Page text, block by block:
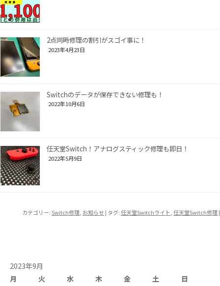
2点同時修理の割引がスゴイ事に！
2023年4月23日
Switchのデータが保存できない修理も！
2022年10月6日
任天堂Switch！アナログスティック修理も即日！
2022年5月9日
カテゴリー: Switch修理 お知らせ | タグ:任天堂Switchライト 任天堂Switch修理|
2023年9月
月
火 水 木 金 土
日